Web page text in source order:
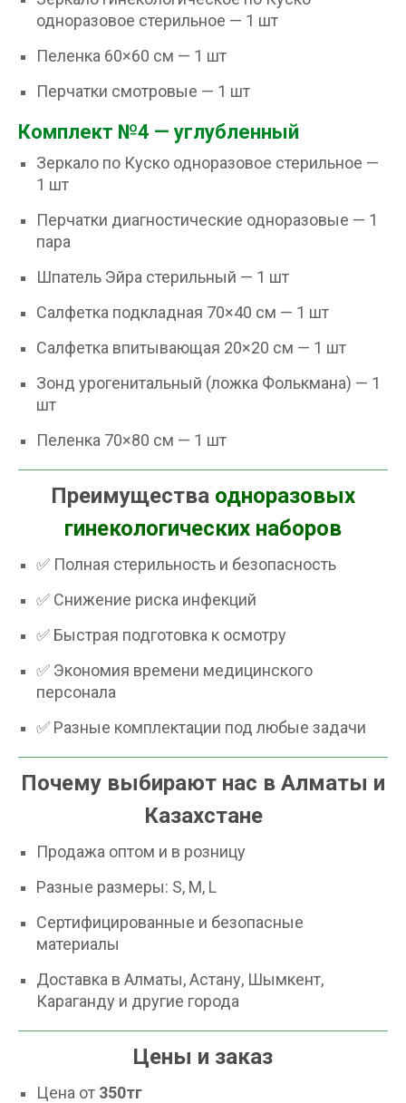
одноразовое стерильное — 1 шт
Пеленка 60×60 см — 1 шт
Перчатки смотровые — 1 шт
Комплект №4 — углубленный
Зеркало по Куско одноразовое стерильное —
1 шт
Перчатки диагностические одноразовые — 1
пара
Шпатель Эйра стерильный — 1 шт
Салфетка подкладная 70×40 см — 1 шт
Салфетка впитывающая 20×20 см — 1 шт
Зонд урогенитальный (ложка Фолькмана) — 1
шт
Пеленка 70×80 см — 1 шт
Преимущества одноразовых
гинекологических наборов
✅ Полная стерильность и безопасность
✅ Снижение риска инфекций
✅ Быстрая подготовка к осмотру
✅ Экономия времени медицинского
персонала
✅ Разные комплектации под любые задачи
Почему выбирают нас в Алматы и
Казахстане
Продажа оптом и в розницу
Разные размеры: S, M, L
Сертифицированные и безопасные
материалы
Доставка в Алматы, Астану, Шымкент,
Караганду и другие города
Цены и заказ
Цена от 350тг